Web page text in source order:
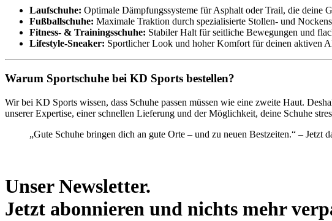
Laufschuhe: Optimale Dämpfungssysteme für Asphalt oder Trail, die deine
Fußballschuhe: Maximale Traktion durch spezialisierte Stollen- und
Fitness- & Trainingsschuhe: Stabiler Halt für seitliche Bewegungen und
Lifestyle-Sneaker: Sportlicher Look und hoher Komfort für deinen aktiven
Warum Sportschuhe bei KD Sports bestellen?
Wir bei KD Sports wissen, dass Schuhe passen müssen wie eine zweite Haut.
unserer Expertise, einer schnellen Lieferung und der Möglichkeit, deine Schuhe
„Gute Schuhe bringen dich an gute Orte – und zu neuen Bestzeiten.“ –
Unser Newsletter.
Jetzt abonnieren und nichts mehr